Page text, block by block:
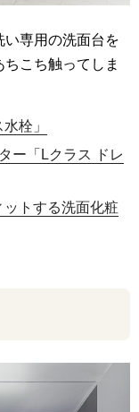
専用の洗面台を
こち触ってしま
栓」
ー「Lクラス ドレ
トする洗面化粧